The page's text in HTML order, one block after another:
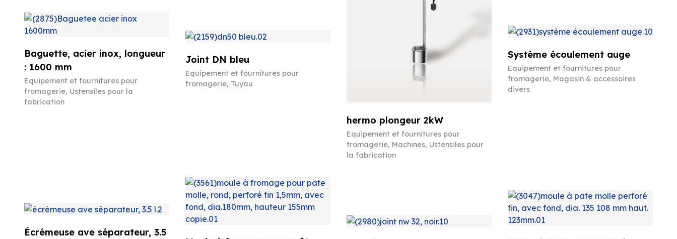
Baguette, acier inox, longueur
: 1600 mm
Equipement et fournitures pour
fromagerie, Ustensiles pour la
fabrication
Joint DN bleu
Equipement et fournitures pour
fromagerie, Tuyau
hermo plongeur 2kW
Equipement et fournitures pour
fromagerie, Machines, Ustensiles pour
la fabrication
Système écoulement auge
Equipement et fournitures pour
fromagerie, Magasin & accessoires
divers
Écrémeuse ave séparateur, 3.5